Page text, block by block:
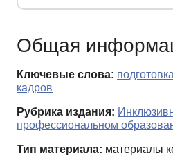
Общая
Ключевые слова:
кадров
Рубрика издания:
профессиональном
Тип материала: материалы